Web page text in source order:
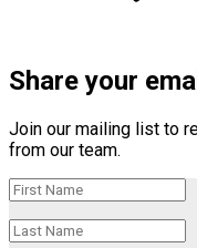
Share your
Join our mailing list to
from our team.